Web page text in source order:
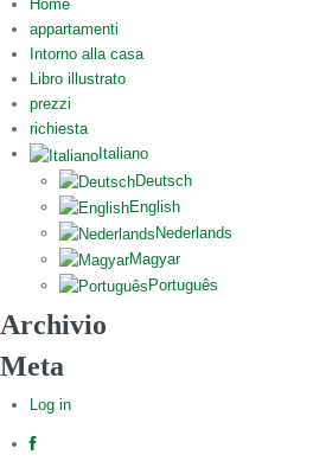
Home
appartamenti
Intorno alla casa
Libro illustrato
prezzi
richiesta
Italiano
Deutsch
English
Nederlands
Magyar
Português
Archivio
Meta
Log in